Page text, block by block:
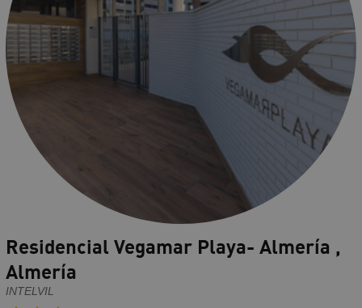
Residencial Vegamar Playa- Almería ,
Almería
INTELVIL